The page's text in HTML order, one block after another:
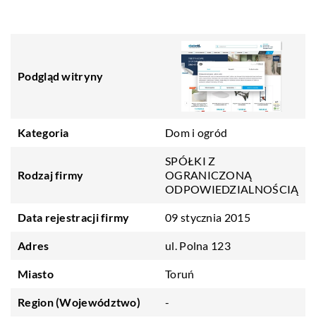
Podgląd witryny
Kategoria Dom i ogród
Rodzaj firmy
SPÓŁKI Z
OGRANICZONĄ
ODPOWIEDZIALNOŚCIĄ
Data rejestracji firmy 09 stycznia 2015
Adres ul. Polna 123
Miasto Toruń
Region (Województwo) -